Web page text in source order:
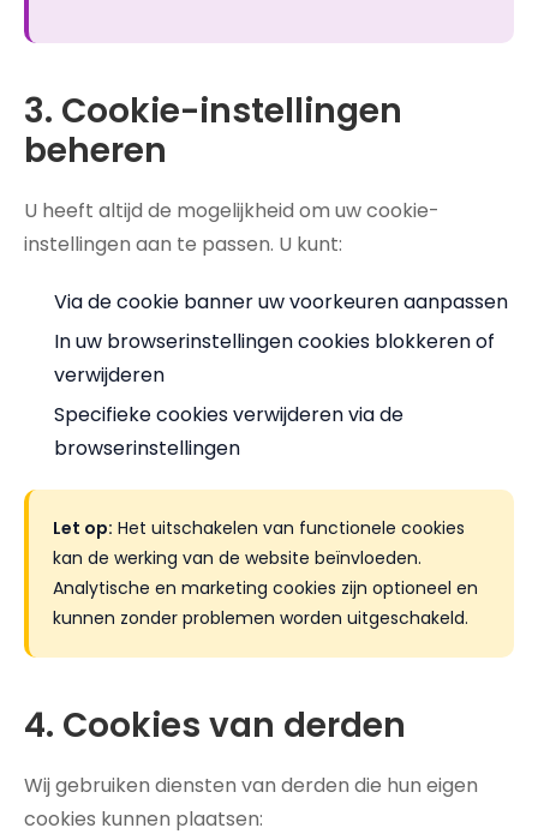
3. Cookie-instellingen
beheren
U heeft altijd de mogelijkheid om uw cookie-
instellingen aan te passen. U kunt:
Via de cookie banner uw voorkeuren aanpassen
In uw browserinstellingen cookies blokkeren of
verwijderen
Specifieke cookies verwijderen via de
browserinstellingen
Let op: Het uitschakelen van functionele cookies
kan de werking van de website beïnvloeden.
Analytische en marketing cookies zijn optioneel en
kunnen zonder problemen worden uitgeschakeld.
4. Cookies van derden
Wij gebruiken diensten van derden die hun eigen
cookies kunnen plaatsen: